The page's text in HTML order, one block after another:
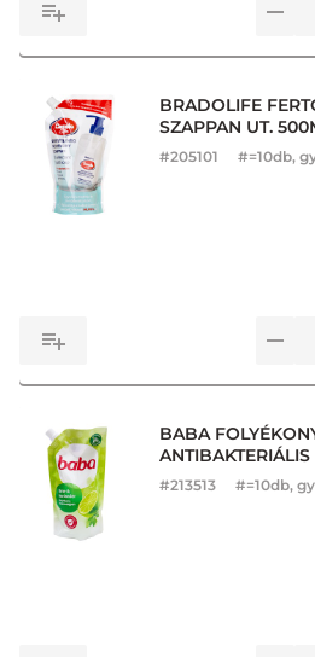
BRADOLIFE
SZAPPAN UT.
#205101 #=10db,
BABA
#213513 #=10db,